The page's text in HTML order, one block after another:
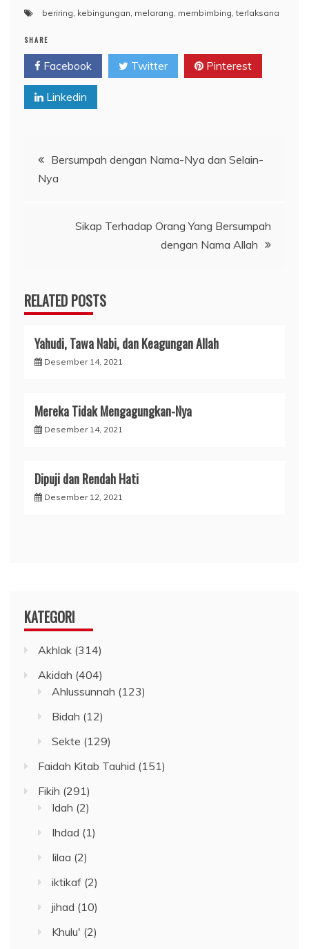
beriring, kebingungan, melarang, membimbing,terlaksana
SHARE
Facebook Twitter Pinterest
Linkedin
Navigasi
pos
Bersumpah dengan Nama-Nya dan Selain-
Nya
Sikap Terhadap Orang Yang Bersumpah
dengan Nama Allah
RELATED POSTS
Yahudi, Tawa Nabi, dan Keagungan Allah
Desember 14, 2021
Mereka Tidak Mengagungkan-Nya
Desember 14, 2021
Dipuji dan Rendah Hati
Desember 12, 2021
KATEGORI
Akhlak (314)
Akidah (404)
Ahlussunnah (123)
Bidah (12)
Sekte (129)
Faidah Kitab Tauhid (151)
Fikih (291)
Idah (2)
Ihdad (1)
Iilaa (2)
iktikaf (2)
jihad (10)
Khulu' (2)